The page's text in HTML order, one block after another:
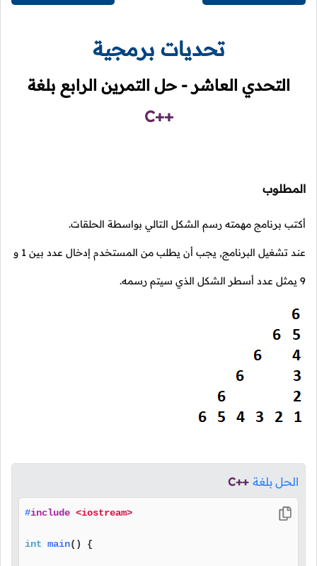
تحديات برمجية
التحدي العاشر - حل التمرين الرابع بلغة
C++
المطلوب
أكتب برنامج مهمته رسم الشكل التالي بواسطة الحلقات.
عند تشغيل البرنامج, يجب أن يطلب من المستخدم إدخال عدد بين 1 و
9 يمثل عدد أسطر الشكل الذي سيتم رسمه.
الحل بلغة C++
#include <iostream>
int main() {